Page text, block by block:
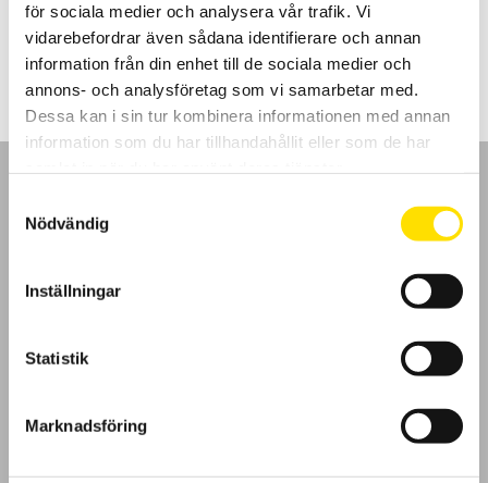
för sociala medier och analysera vår trafik. Vi
vidarebefordrar även sådana identifierare och annan
information från din enhet till de sociala medier och
annons- och analysföretag som vi samarbetar med.
Dessa kan i sin tur kombinera informationen med annan
information som du har tillhandahållit eller som de har
Nödvändig
Inställningar
Statistik
Marknadsföring
5,190.00kr – 7,050.00kr Prisintervall:
5,190.00 kr
till
7,050.00 kr
LÄS MER